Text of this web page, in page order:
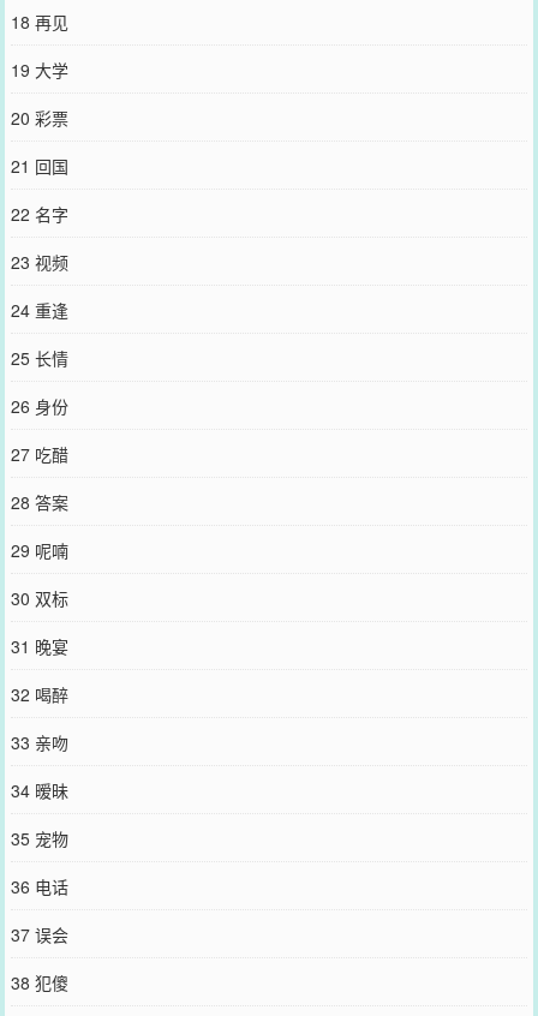
18 再见
19 大学
20 彩票
21 回国
22 名字
23 视频
24 重逢
25 长情
26 身份
27 吃醋
28 答案
29 呢喃
30 双标
31 晚宴
32 喝醉
33 亲吻
34 暧昧
35 宠物
36 电话
37 误会
38 犯傻